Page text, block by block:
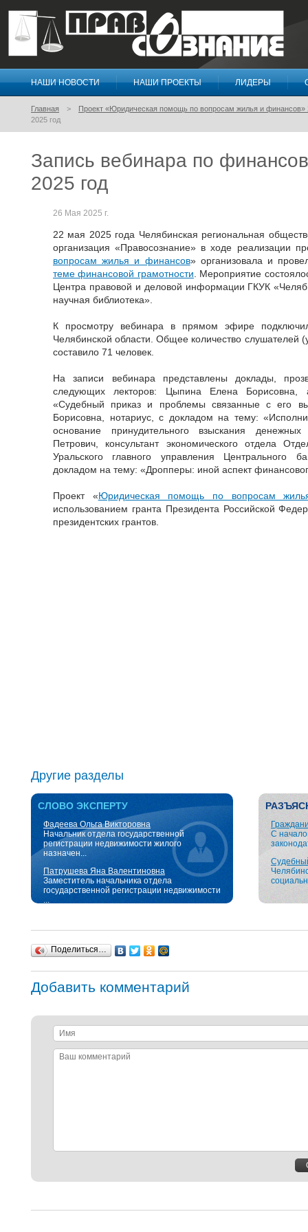
Правосознание
НАШИ НОВОСТИ НАШИ ПРОЕКТЫ ЛИДЕРЫ
Главная
Проект «Юридическая помощь по вопросам жилья и финансов»
2025 год
Запись вебинара по
2025 год
26 Мая 2025 г.
22 мая 2025 года Челябинская региональная
организация «Правосознание» в ходе реализации
вопросам жилья и финансов» организовала и
теме финансовой грамотности . Мероприятие
Центра правовой и деловой информации ГКУК
научная библиотека».
К просмотру вебинара в прямом эфире
Челябинской области. Общее количество слушателей
составило 71 человек.
На записи вебинара представлены доклады,
следующих лекторов: Цыпина Елена Борисовна,
«Судебный приказ и проблемы связанные с его
Борисовна, нотариус, с докладом на тему:
основание принудительного взыскания
Петрович, консультант экономического отдела
Уральского главного управления Центрального
докладом на тему: «Дропперы: иной аспект
Проект «Юридическая помощь по вопросам
использованием гранта Президента Российской
президентских грантов.
Другие разделы
СЛОВО ЭКСПЕРТУ
Фадеева Ольга Викторовна
Начальник отдела государственной
регистрации недвижимости жилого
назначен...
Патрушева Яна Валентиновна
Заместитель начальника отдела
государственной регистрации недвижимости
С
Поделиться…
Добавить комментарий
Имя
Ваш